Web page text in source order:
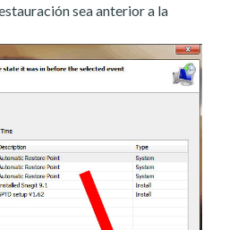
sea anterior a la